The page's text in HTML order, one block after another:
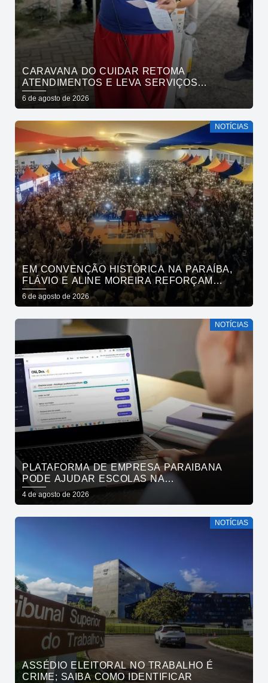
CARAVANA DO CUIDAR RETOMA
ATENDIMENTOS E LEVA SERVIÇOS
GRATUITOS AO BAIRRO DE OITIZEIRO
NESTA SEXTA-FEIRA
6 de agosto de 2026
NOTÍCIAS
EM CONVENÇÃO HISTÓRICA NA PARAÍBA,
FLÁVIO E ALINE MOREIRA REFORÇAM
APOIO À CONTINUIDADE DO ATUAL
PROJETO POLÍTICO NO ESTADO
6 de agosto de 2026
NOTÍCIAS
PLATAFORMA DE EMPRESA PARAIBANA
PODE AJUDAR ESCOLAS NA
IDENTIFICAÇÃO PRECOCE DE SINAIS DE
NEURODIVERGÊNCIA
4 de agosto de 2026
NOTÍCIAS
ASSÉDIO ELEITORAL NO TRABALHO É
CRIME; SAIBA COMO IDENTIFICAR